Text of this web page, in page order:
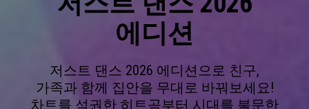
에디션
저스트 댄스 2026 에디션으로 친구,
가족과 함께 집안을 무대로 바꿔보세요!
차트를 석권한 히트곡부터 시대를 불문한